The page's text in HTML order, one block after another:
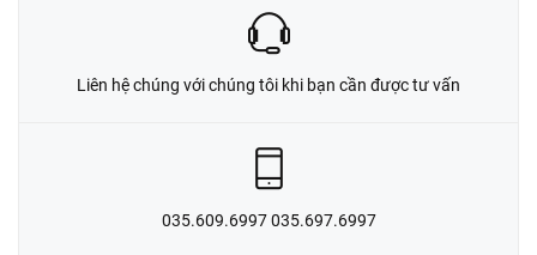
Liên hệ chúng với chúng tôi khi bạn cần được tư vấn
035.609.6997 035.697.6997